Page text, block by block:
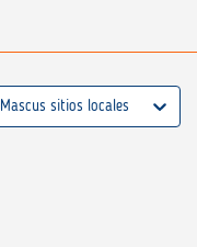
Mascus sitios locales